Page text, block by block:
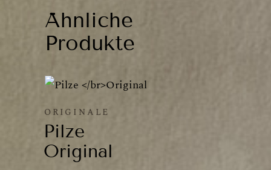
Ähnliche
Produkte
ORIGINALE
Pilze
Original